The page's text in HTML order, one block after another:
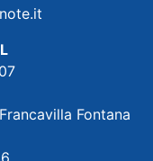
Fontana